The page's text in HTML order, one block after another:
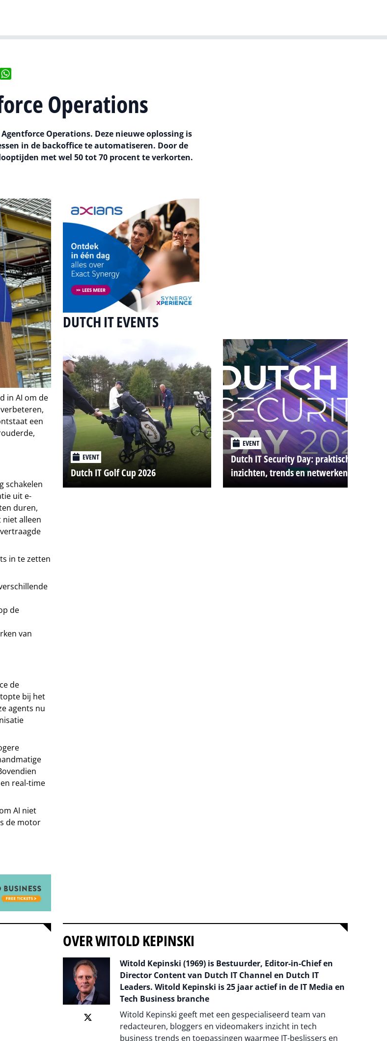
LinkedIn
Operations
Operations. Deze nieuwe oplossing is
in de backoffice te automatiseren. Door de
met wel 50 tot 70 procent te verkorten.
in AI om de
een
schakelen
uit e-
duren,
niet alleen
in te zetten
de
van
de
bij het
agents nu
real-time
AI niet
de motor
DUTCH IT EVENTS
EVENT
Dutch IT Golf Cup 2026
EVENT
Dutch IT Security Day: praktische
inzichten, trends en netwerken
OVER WITOLD KEPINSKI
Witold Kepinski (1969) is Bestuurder, Editor-in-Chief en
Director Content van Dutch IT Channel en Dutch IT
Leaders. Witold Kepinski is 25 jaar actief in de IT Media en
Tech Business branche
Witold Kepinski geeft met een gespecialiseerd team van
redacteuren, bloggers en videomakers inzicht in tech
business trends en toepassingen waarmee IT-beslissers en